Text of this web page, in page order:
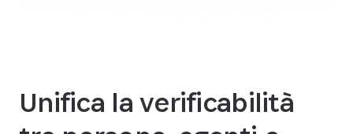
Unifica la verificabilità